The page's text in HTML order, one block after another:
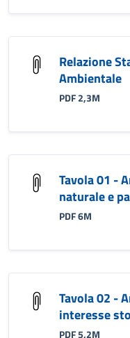
Relazione
Ambientale
PDF 2,3M
Tavola 01 -
naturale e
PDF 6M
Tavola 02 -
interesse
PDF 5,2M